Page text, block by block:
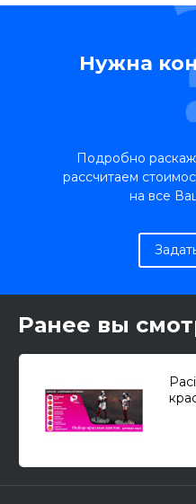
Нужна
Подробно
рассчитаем
на все
Ранее вы